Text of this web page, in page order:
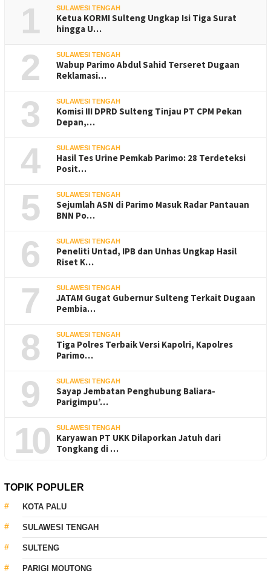
1 SULAWESI TENGAH
Ketua KORMI Sulteng Ungkap Isi Tiga Surat
hingga U…
2 SULAWESI TENGAH
Wabup Parimo Abdul Sahid Terseret Dugaan
Reklamasi…
3 SULAWESI TENGAH
Komisi III DPRD Sulteng Tinjau PT CPM Pekan
Depan,…
4 SULAWESI TENGAH
Hasil Tes Urine Pemkab Parimo: 28 Terdeteksi
Posit…
5 SULAWESI TENGAH
Sejumlah ASN di Parimo Masuk Radar Pantauan
BNN Po…
6 SULAWESI TENGAH
Peneliti Untad, IPB dan Unhas Ungkap Hasil
Riset K…
7 SULAWESI TENGAH
JATAM Gugat Gubernur Sulteng Terkait Dugaan
Pembia…
8 SULAWESI TENGAH
Tiga Polres Terbaik Versi Kapolri, Kapolres
Parimo…
9 SULAWESI TENGAH
Sayap Jembatan Penghubung Baliara-
Parigimpu’…
10 SULAWESI TENGAH
Karyawan PT UKK Dilaporkan Jatuh dari
Tongkang di …
TOPIK POPULER
KOTA PALU
SULAWESI TENGAH
SULTENG
PARIGI MOUTONG